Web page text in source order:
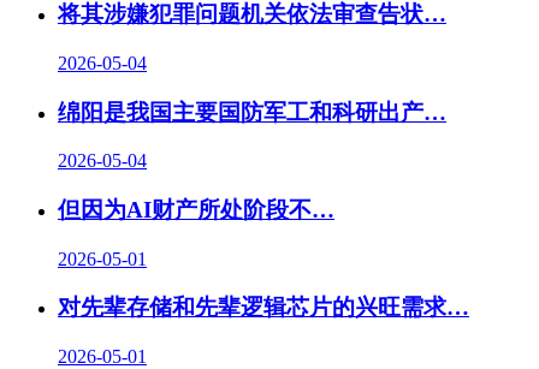
将其涉嫌犯罪问题机关依法审查告状…
2026-05-04
绵阳是我国主要国防军工和科研出产…
2026-05-04
但因为AI财产所处阶段不…
2026-05-01
对先辈存储和先辈逻辑芯片的兴旺需求…
2026-05-01